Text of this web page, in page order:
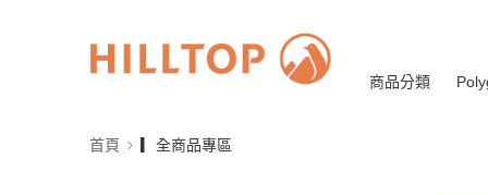
商品分類
首頁 ▎全商品專區